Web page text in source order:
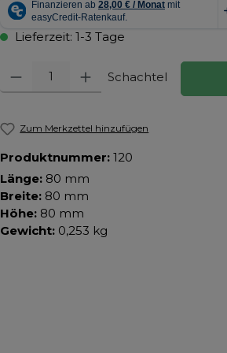
Lieferzeit: 1-3 Tage
Produkt Anzahl: Gib den gewünschten
Schachtel
Zum Merkzettel hinzufügen
Produktnummer: 120
Länge: 80 mm
Breite: 80 mm
Höhe: 80 mm
Gewicht: 0,253 kg